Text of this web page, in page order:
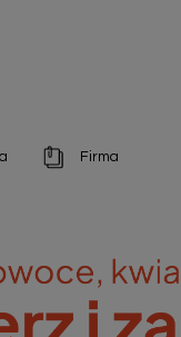
dla Kotów
Firma
Artykuły opakowaniowe